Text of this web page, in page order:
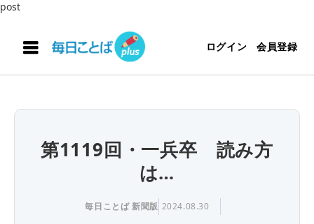
post
ログイン 会員登録
第1119回・一兵卒 読み方
は…
毎日ことば 新聞版 2024.08.30